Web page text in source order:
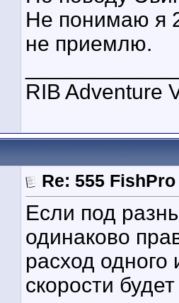
Не понимаю я
не приемлю.
RIB Adventure
Re: 555 FishPro
Если под
одинаково
расход одного
скорости